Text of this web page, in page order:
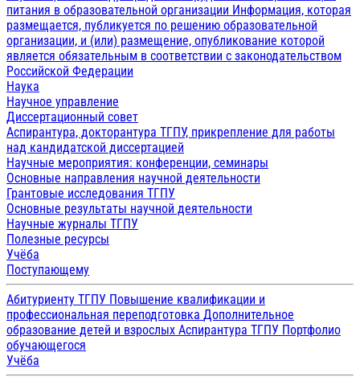
питания в образовательной организации Информация, которая
размещается, публикуется по решению образовательной
организации, и (или) размещение, опубликование которой
является обязательным в соответствии с законодательством
Российской Федерации
Наука
Научное управление
Диссертационный совет
Аспирантура, докторантура ТГПУ, прикрепление для работы
над кандидатской диссертацией
Научные мероприятия: конференции, семинары
Основные направления научной деятельности
Грантовые исследования ТГПУ
Основные результаты научной деятельности
Научные журналы ТГПУ
Полезные ресурсы
Учёба
Поступающему
Абитуриенту ТГПУ Повышение квалификации и
профессиональная переподготовка Дополнительное
образование детей и взрослых Аспирантура ТГПУ Портфолио
обучающегося
Учёба